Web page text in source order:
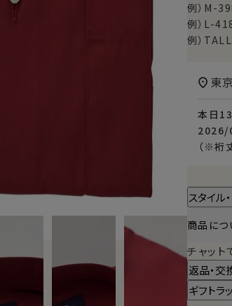
例）M-
例）L-
例）
本日
2026/
（※裄
東
スタイル
商品につ
チャッ
返品・交
ギフトラ